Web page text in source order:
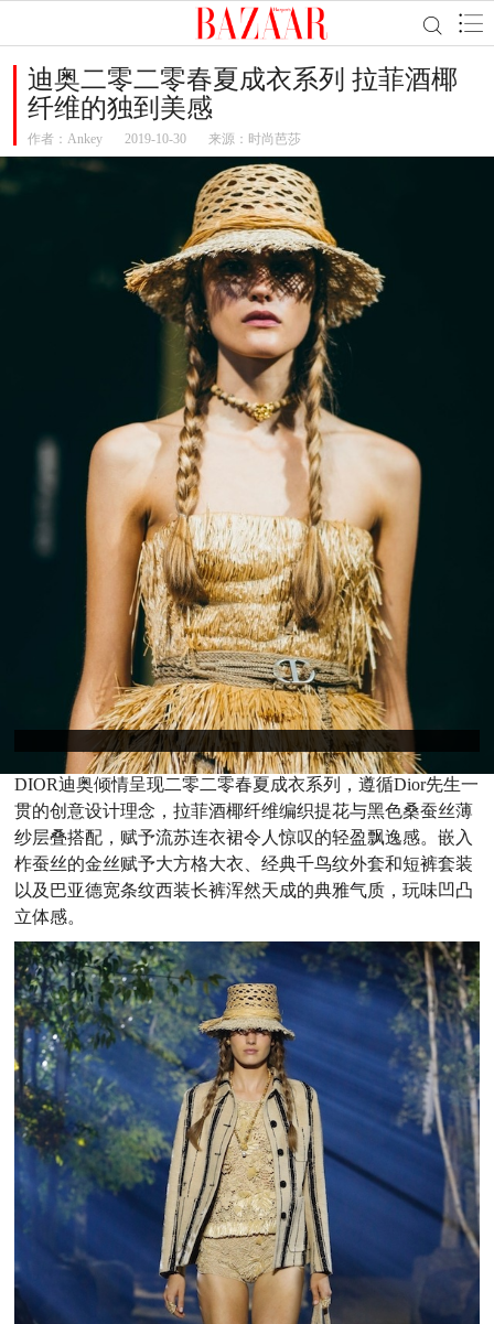
迪奥二零二零春夏成衣系列 拉菲酒椰
纤维的独到美感
作者： Ankey 2019-10-30 来源：时尚芭莎
DIOR迪奥倾情呈现二零二零春夏成衣系列，遵循Dior先生一
贯的创意设计理念，拉菲酒椰纤维编织提花与黑色桑蚕丝薄
纱层叠搭配，赋予流苏连衣裙令人惊叹的轻盈飘逸感。嵌入
柞蚕丝的金丝赋予大方格大衣、经典千鸟纹外套和短裤套装
以及巴亚德宽条纹西装长裤浑然天成的典雅气质，玩味凹凸
立体感。